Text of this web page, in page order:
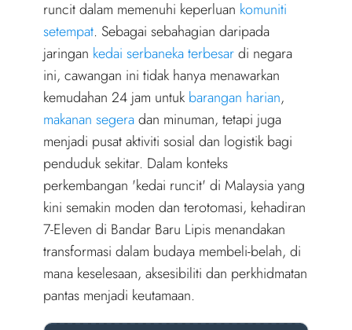
r
)
runcit dalam memenuhi keperluan komuniti
setempat. Sebagai sebahagian daripada
jaringan kedai serbaneka terbesardi negara
ini, cawangan ini tidak hanya menawarkan
kemudahan 24 jam untuk barangan harian,
makanan segeradan minuman, tetapi juga
menjadi pusat aktiviti sosial dan logistik bagi
penduduk sekitar. Dalam konteks
perkembangan 'kedai runcit' di Malaysia yang
kini semakin moden dan terotomasi, kehadiran
7-Eleven di Bandar Baru Lipis menandakan
transformasi dalam budaya membeli-belah, di
mana keselesaan, aksesibiliti dan perkhidmatan
pantas menjadi keutamaan.